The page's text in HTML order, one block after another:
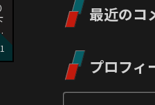
最近のコ
プロフィ